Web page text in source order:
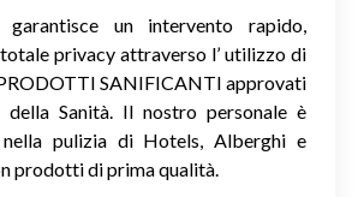
garantisce un intervento rapido,
privacy attraverso l’ utilizzo di
SANIFICANTI approvati
Sanità. Il nostro personale è
nella pulizia di Hotels, Alberghi e
prodotti di prima qualità.